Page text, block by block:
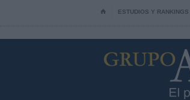
⌂ ESTUDIOS Y